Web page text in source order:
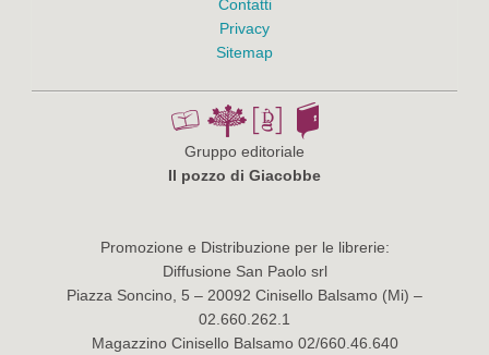
Contatti
Privacy
Sitemap
Gruppo editoriale
Il pozzo di Giacobbe
Promozione e Distribuzione per le librerie:
Diffusione San Paolo srl
Piazza Soncino, 5 – 20092 Cinisello Balsamo (Mi) –
02.660.262.1
Magazzino Cinisello Balsamo 02/660.46.640